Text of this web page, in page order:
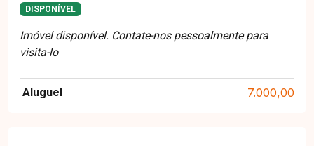
DISPONÍVEL
Imóvel disponível. Contate-nos pessoalmente para
visita-lo
Aluguel 7.000,00